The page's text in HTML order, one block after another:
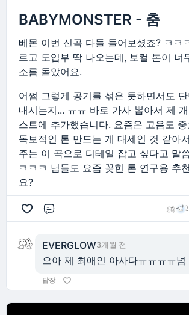
BABYMONSTER - 춤
베몬 이번 신곡 다들 들어보셨죠? ㅋㅋ
르고 도입부 딱 나오는데, 보컬 톤이 너
소름 돋았어요.
어쩜 그렇게 공기를 섞은 듯하면서도
내시는지... ㅠㅠ 바로 가사 뽑아서 제
스트에 추가했습니다. 요즘은 고음도
독보적인 톤 만드는 게 대세인 것 같아
주는 이 곡으로 디테일 잡고 싶다고 말
ㅋㅋㅋ 님들도 요즘 꽂힌 톤 연구용 추
요?
EVERGLOW3개월 전
으아 제 최애인 아사다ㅠㅠㅠㅠ넘
답장